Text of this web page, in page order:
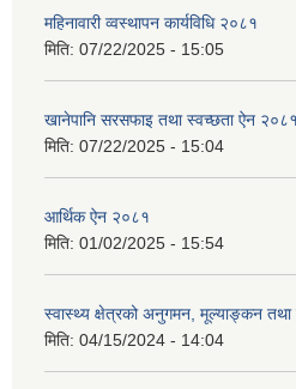
महिनावारी व्वस्थापन कार्यविधि २०८१
मिति: 07/22/2025 - 15:05
खानेपानि सरसफाइ तथा स्वच्छता ऐन २०८१
मिति: 07/22/2025 - 15:04
आर्थिक ऐन २०८१
मिति: 01/02/2025 - 15:54
स्वास्थ्य क्षेत्रको अनुगमन, मूल्याङ्कन तथा
मिति: 04/15/2024 - 14:04